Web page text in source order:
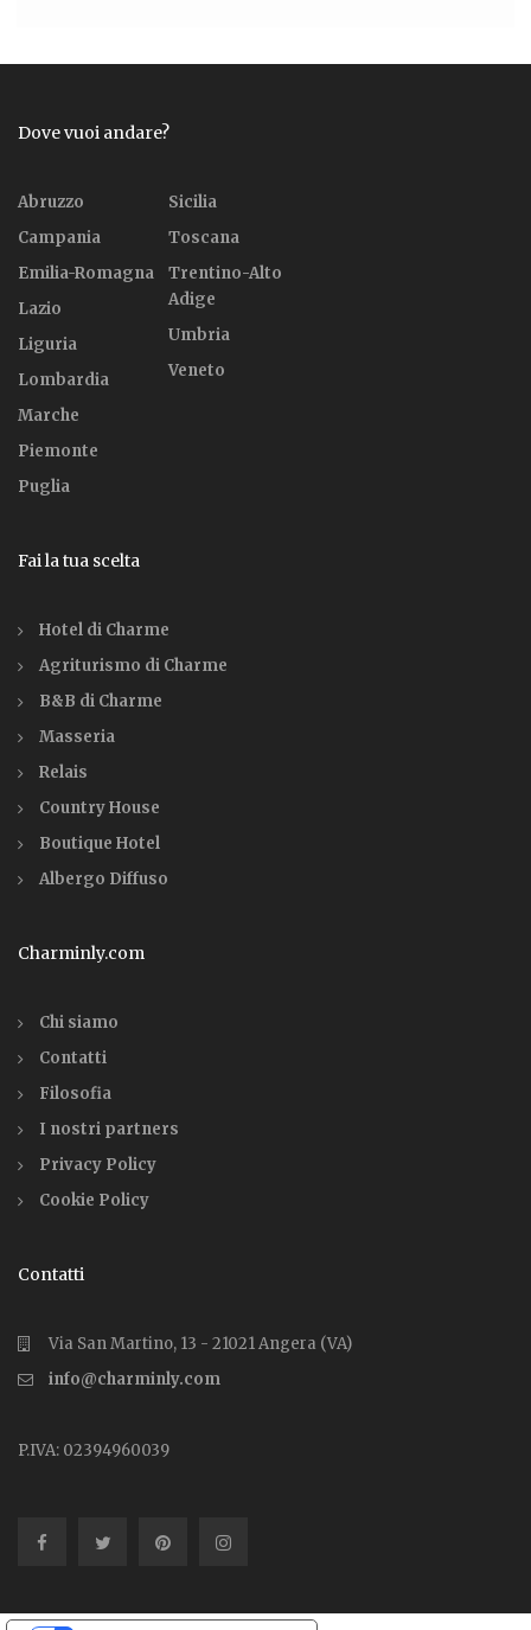
Dove vuoi andare?
Abruzzo
Campania
Emilia-Romagna
Lazio
Liguria
Lombardia
Marche
Piemonte
Puglia
Sicilia
Toscana
Trentino-Alto
Adige
Umbria
Veneto
Fai la tua scelta
Hotel di Charme
Agriturismo di Charme
B&B di Charme
Masseria
Relais
Country House
Boutique Hotel
Albergo Diffuso
Charminly.com
Chi siamo
Contatti
Filosofia
I nostri partners
Privacy Policy
Cookie Policy
Contatti
Via San Martino, 13 - 21021 Angera (VA)
info@charminly.com
P.IVA: 02394960039